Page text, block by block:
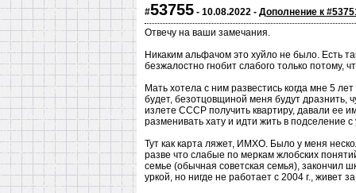
#53755- 10.08.2022 - Дополнение к
Отвечу на ваши замечания.
Никаким альфачом это хуйло не было. Есть
безжалостно гнобит слабого только потому,
Мать хотела с ним развестись когда мне 5
будет, безотцовщиной меня будут дразнить,
излете СССР получить квартиру, давали ее
разменивать хату и идти жить в подселение
Тут как карта ляжет, ИМХО. Было у меня
разве что слабые по меркам жлобских
семье (обычная советская семья), закончил
уркой, но нигде не работает с 2004 г., живет